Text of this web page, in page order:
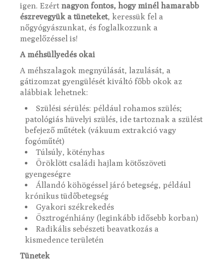
igen. Ezért nagyon fontos, hogy minél hamarabb
észrevegyük a tüneteket, keressük fel a
nőgyógyászunkat, és foglalkozzunk a
megelőzéssel is!
A méhsüllyedés okai
A méhszalagok megnyúlását, lazulását, a
gátizomzat gyengülését kiváltó főbb okok az
alábbiak lehetnek:
Szülési sérülés: például rohamos szülés;
patológiás hüvelyi szülés, ide tartoznak a szülést
befejező műtétek (vákuum extrakció vagy
fogóműtét)
Túlsúly, kötényhas
Öröklött családi hajlam kötőszöveti
gyengeségre
Állandó köhögéssel járó betegség, például
krónikus tüdőbetegség
Gyakori székrekedés
Ösztrogénhiány (leginkább idősebb korban)
Radikális sebészeti beavatkozás a
kismedence területén
Tünetek